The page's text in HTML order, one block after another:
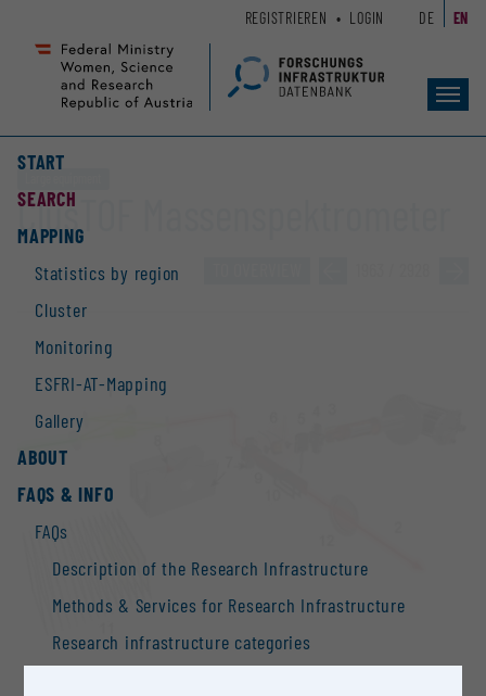
Seiteninhalt
Accesskey
Hauptnavigation
Accesskey
START
SEARCH
MAPPING
Statistics by region
Cluster
Monitoring
ESFRI-AT-Mapping
Gallery
ABOUT
FAQS & INFO
FAQs
Description of the Research Infrastructure
Methods & Services for Research Infrastructure
Research infrastructure categories
REGISTRIEREN LOGIN DE EN
ClusTOF Massenspektrometer